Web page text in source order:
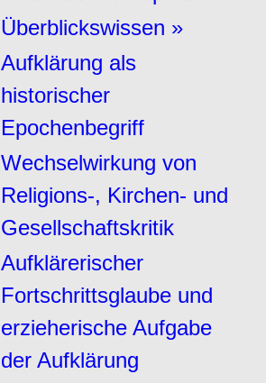
Überblickswissen »
Aufklärung als
historischer
Epochenbegriff
Wechselwirkung von
Religions-, Kirchen- und
Gesellschaftskritik
Aufklärerischer
Fortschrittsglaube und
erzieherische Aufgabe
der Aufklärung